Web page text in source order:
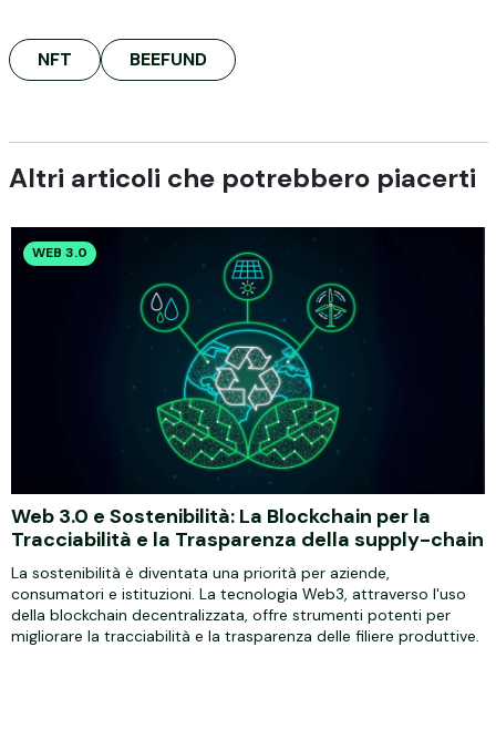
NFT BEEFUND
Altri articoli che potrebbero piacerti
WEB 3.0
Web 3.0 e Sostenibilità: La Blockchain per la
Tracciabilità e la Trasparenza della supply-chain
La sostenibilità è diventata una priorità per aziende,
consumatori e istituzioni. La tecnologia Web3, attraverso l'uso
della blockchain decentralizzata, offre strumenti potenti per
migliorare la tracciabilità e la trasparenza delle filiere produttive.